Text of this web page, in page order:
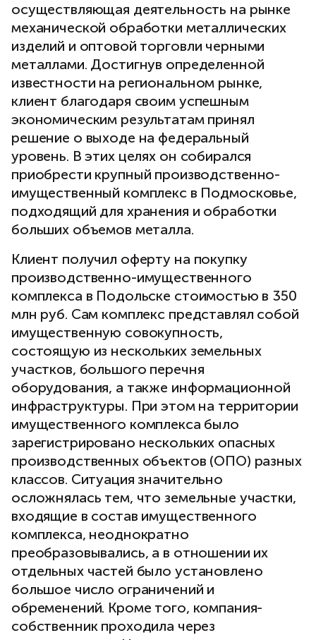
осуществляющая деятельность на рынке
механической обработки металлических
изделий и оптовой торговли черными
металлами. Достигнув определенной
известности на региональном рынке,
клиент благодаря своим успешным
экономическим результатам принял
решение о выходе на федеральный
уровень. В этих целях он собирался
приобрести крупный производственно-
имущественный комплекс в Подмосковье,
подходящий для хранения и обработки
больших объемов металла.
Клиент получил оферту на покупку
производственно-имущественного
комплекса в Подольске стоимостью в 350
млн руб. Сам комплекс представлял собой
имущественную совокупность,
состоящую из нескольких земельных
участков, большого перечня
оборудования, а также информационной
инфраструктуры. При этом на территории
имущественного комплекса было
зарегистрировано нескольких опасных
производственных объектов (ОПО) разных
классов. Ситуация значительно
осложнялась тем, что земельные участки,
входящие в состав имущественного
комплекса, неоднократно
преобразовывались, а в отношении их
отдельных частей было установлено
большое число ограничений и
обременений. Кроме того, компания-
собственник проходила через